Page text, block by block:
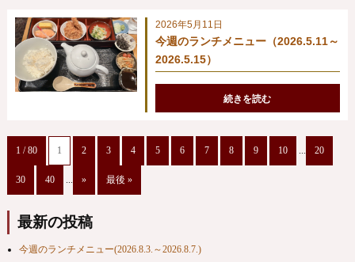
2026年5月11日
今週のランチメニュー（2026.5.11～
2026.5.15）
続きを読む
1 / 80 1 2 3 4 5 6 7 8 9 10 ... 20
30 40 ... » 最後 »
最新の投稿
今週のランチメニュー(2026.8.3.～2026.8.7.)